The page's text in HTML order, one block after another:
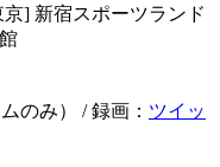
京] 新宿スポーツランド
のみ） / 録画： ツイッ